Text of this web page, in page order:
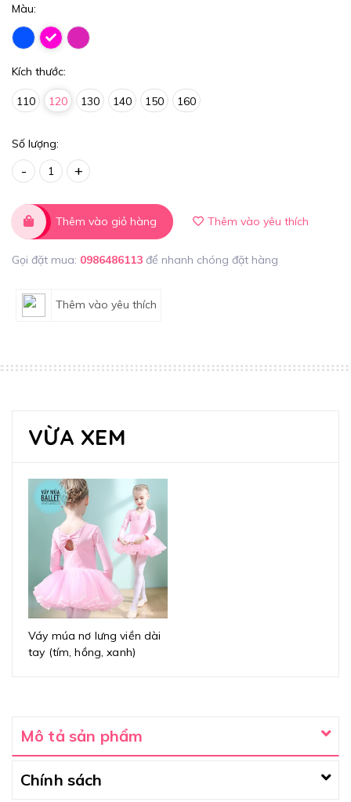
Màu:
Kích thước:
110 120 130 140 150 160
Số lượng:
- +
Thêm vào giỏ hàng Thêm vào yêu thích
Gọi đặt mua: 0986486113 để nhanh chóng đặt hàng
Thêm vào yêu thích
VỪA XEM
Váy múa nơ lưng viền dài
tay (tím, hồng, xanh)
Mô tả sản phẩm
Chính sách